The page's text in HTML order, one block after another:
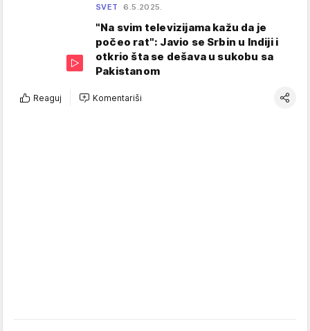
SVET 6.5.2025.
"Na svim televizijama kažu da je
počeo rat": Javio se Srbin u Indiji i
otkrio šta se dešava u sukobu sa
Pakistanom
Reaguj Komentariši